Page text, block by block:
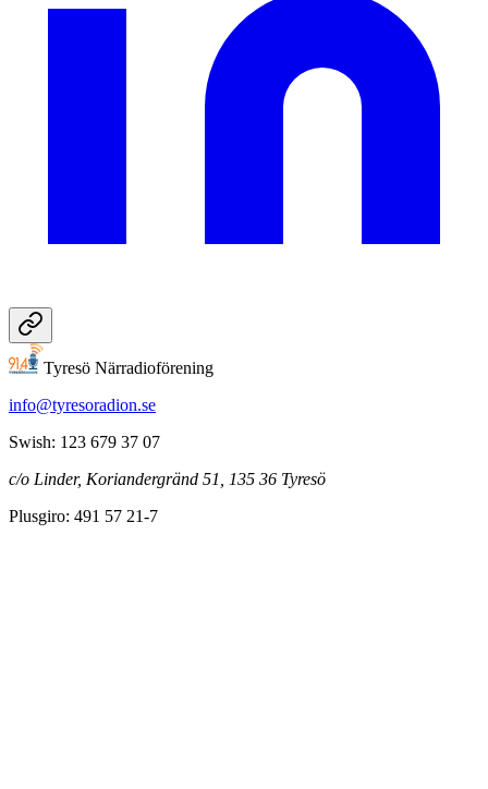
Tyresö Närradioförening
info@tyresoradion.se
Swish: 123 679 37 07
c/o Linder, Koriandergränd 51, 135 36 Tyresö
Plusgiro: 491 57 21-7